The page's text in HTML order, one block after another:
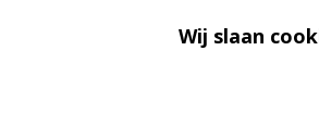
Wij slaan